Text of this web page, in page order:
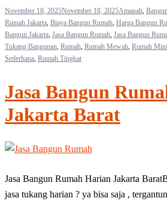
November 18, 2025November 18, 2025Amanah,
Rumah Jakarta, Biaya Bangun Rumah, Harga Bangun
Bangun Jakarta, Jasa Bangun Rumah, Jasa Bangun
Tukang Bangunan, Rumah, Rumah Mewah, Rumah
Sederhana, Rumah Tingkat
Jasa Bangun
Jakarta Barat
Jasa Bangun Rumah Harian Jakarta
jasa tukang harian ? ya bisa saja ,